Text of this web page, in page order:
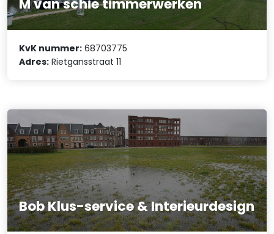
M van schie timmerwerken
KvK nummer: 68703775
Adres: Rietgansstraat 11
Bob Klus-service & Interieurdesign